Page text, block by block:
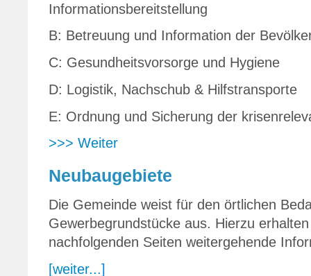
Informationsbereitstellung
B: Betreuung und Information der
C: Gesundheitsvorsorge und Hygiene
D: Logistik, Nachschub & Hilfstransporte
E: Ordnung und Sicherung der
>>> Weiter
Neubaugebiete
Die Gemeinde weist für den örtlichen
Gewerbegrundstücke aus. Hierzu
nachfolgenden Seiten weitergehende
[weiter...]